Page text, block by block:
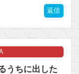
返信
うちに出した